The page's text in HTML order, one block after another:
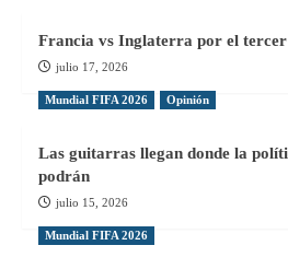
Francia vs Inglaterra por el
julio 17, 2026
Mundial FIFA 2026 Opinión
Las guitarras llegan donde la
podrán
julio 15, 2026
Mundial FIFA 2026